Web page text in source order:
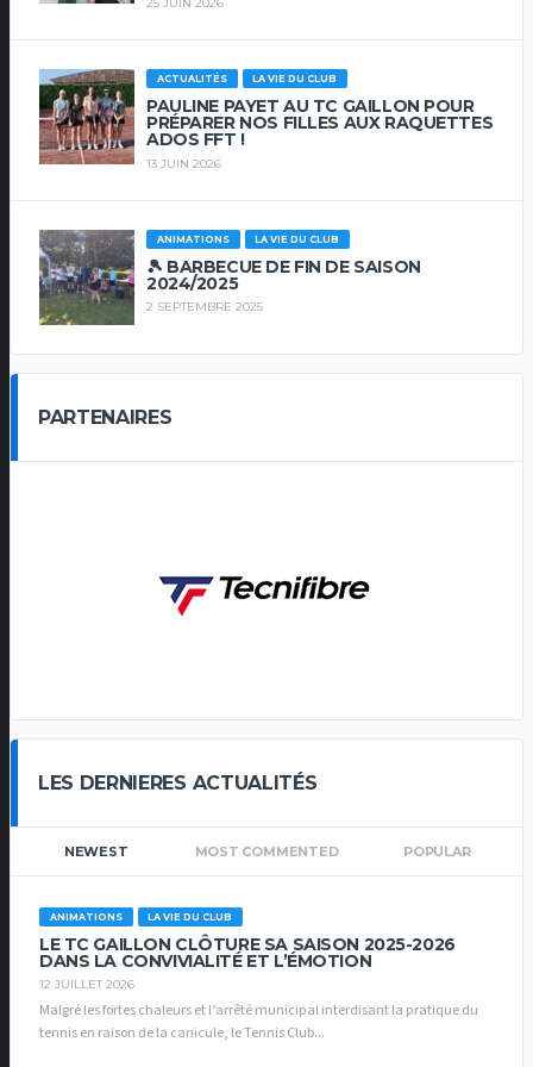
ACTUALITÉS LA VIE DU CLUB
PAULINE PAYET AU TC GAILLON POUR
PRÉPARER NOS FILLES AUX RAQUETTES
ADOS FFT !
13 JUIN 2026
ANIMATIONS LA VIE DU CLUB
🎾 BARBECUE DE FIN DE SAISON
2024/2025
2 SEPTEMBRE 2025
PARTENAIRES
LES DERNIERES ACTUALITÉS
NEWEST MOST COMMENTED POPULAR
ANIMATIONS LA VIE DU CLUB
LE TC GAILLON CLÔTURE SA SAISON 2025-2026
DANS LA CONVIVIALITÉ ET L’ÉMOTION
12 JUILLET 2026
Malgré les fortes chaleurs et l’arrêté municipal interdisant la pratique du
tennis en raison de la canicule, le Tennis Club...